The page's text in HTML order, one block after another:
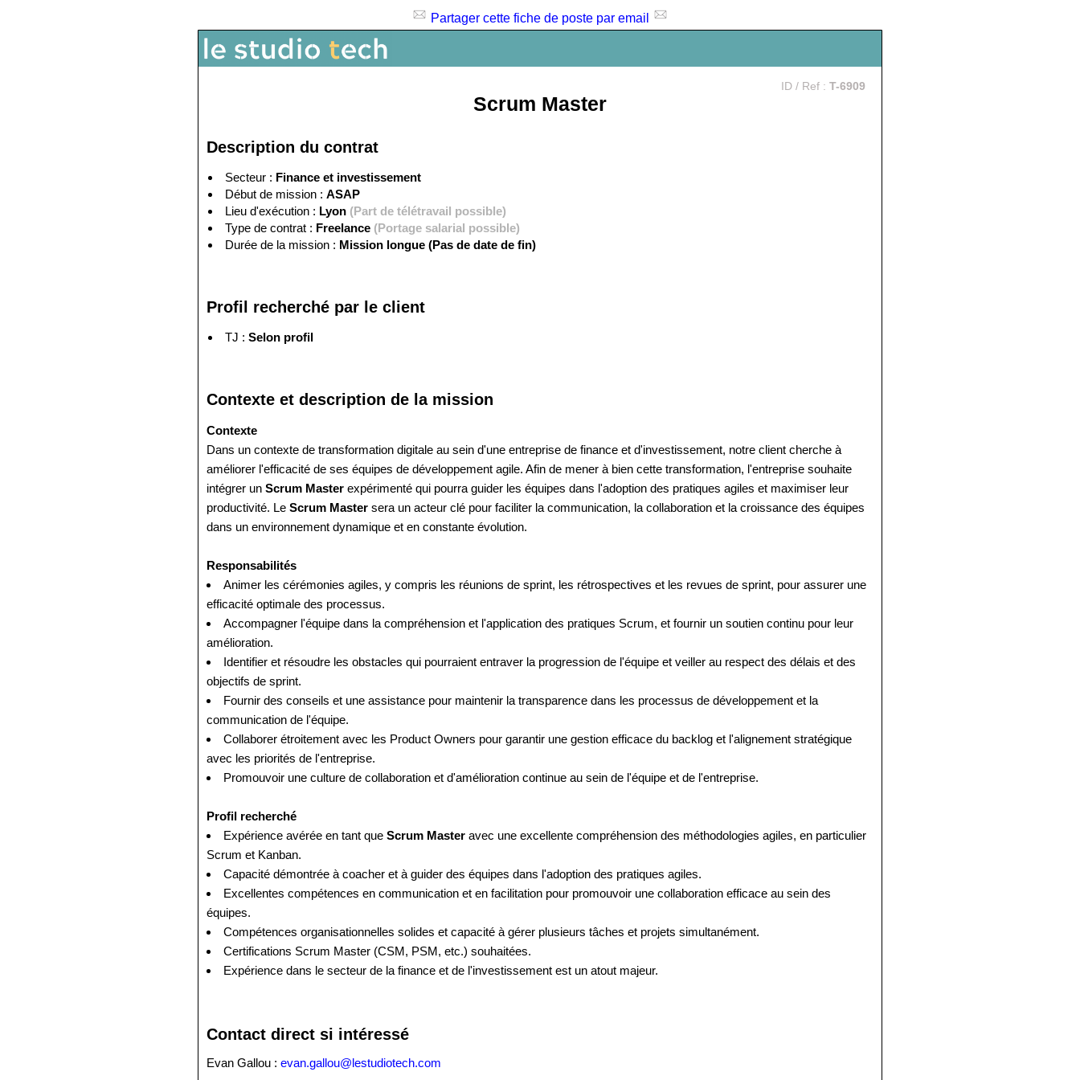
Partager cette fiche de poste par email
ID / Ref : T-6909
Scrum Master
Description du contrat
Secteur : Finance et investissement
Début de mission : ASAP
Lieu d'exécution : Lyon (Part de télétravail possible)
Type de contrat : Freelance (Portage salarial possible)
Durée de la mission : Mission longue (Pas de date de fin)
Profil recherché par le client
TJ : Selon profil
Contexte et description de la mission
Contexte
Dans un contexte de transformation digitale au sein d'une entreprise de finance et d'investissement, notre client cherche à
améliorer l'efficacité de ses équipes de développement agile. Afin de mener à bien cette transformation, l'entreprise souhaite
intégrer un Scrum Master expérimenté qui pourra guider les équipes dans l'adoption des pratiques agiles et maximiser leur
productivité. Le Scrum Master sera un acteur clé pour faciliter la communication, la collaboration et la croissance des équipes
dans un environnement dynamique et en constante évolution.
Responsabilités
Animer les cérémonies agiles, y compris les réunions de sprint, les rétrospectives et les revues de sprint, pour assurer une
efficacité optimale des processus.
Accompagner l'équipe dans la compréhension et l'application des pratiques Scrum, et fournir un soutien continu pour leur
amélioration.
Identifier et résoudre les obstacles qui pourraient entraver la progression de l'équipe et veiller au respect des délais et des
objectifs de sprint.
Fournir des conseils et une assistance pour maintenir la transparence dans les processus de développement et la
communication de l'équipe.
Collaborer étroitement avec les Product Owners pour garantir une gestion efficace du backlog et l'alignement stratégique
avec les priorités de l'entreprise.
Promouvoir une culture de collaboration et d'amélioration continue au sein de l'équipe et de l'entreprise.
Profil recherché
Expérience avérée en tant que Scrum Master avec une excellente compréhension des méthodologies agiles, en particulier
Scrum et Kanban.
Capacité démontrée à coacher et à guider des équipes dans l'adoption des pratiques agiles.
Excellentes compétences en communication et en facilitation pour promouvoir une collaboration efficace au sein des
équipes.
Compétences organisationnelles solides et capacité à gérer plusieurs tâches et projets simultanément.
Certifications Scrum Master (CSM, PSM, etc.) souhaitées.
Expérience dans le secteur de la finance et de l'investissement est un atout majeur.
Contact direct si intéressé
Evan Gallou : evan.gallou@lestudiotech.com